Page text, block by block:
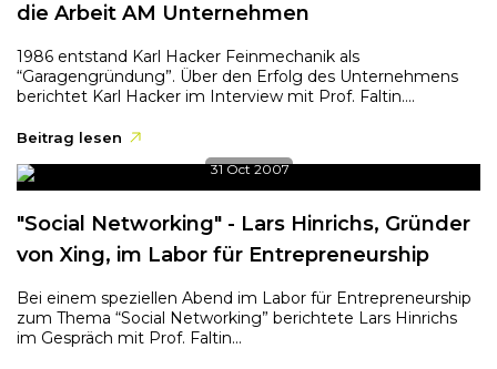
die Arbeit AM Unternehmen
1986 entstand Karl Hacker Feinmechanik als
“Garagengründung”. Über den Erfolg des Unternehmens
berichtet Karl Hacker im Interview mit Prof. Faltin....
Beitrag lesen
31 Oct 2007
"Social Networking" - Lars Hinrichs, Gründer
von Xing, im Labor für Entrepreneurship
Bei einem speziellen Abend im Labor für Entrepreneurship
zum Thema “Social Networking” berichtete Lars Hinrichs
im Gespräch mit Prof. Faltin...